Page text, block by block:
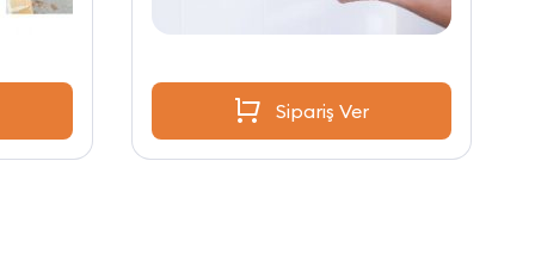
Sipariş Ver